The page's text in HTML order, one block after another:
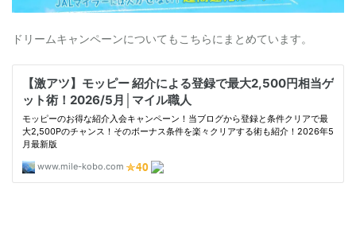
ドリームキャンペーンについてもこちらにまとめています。